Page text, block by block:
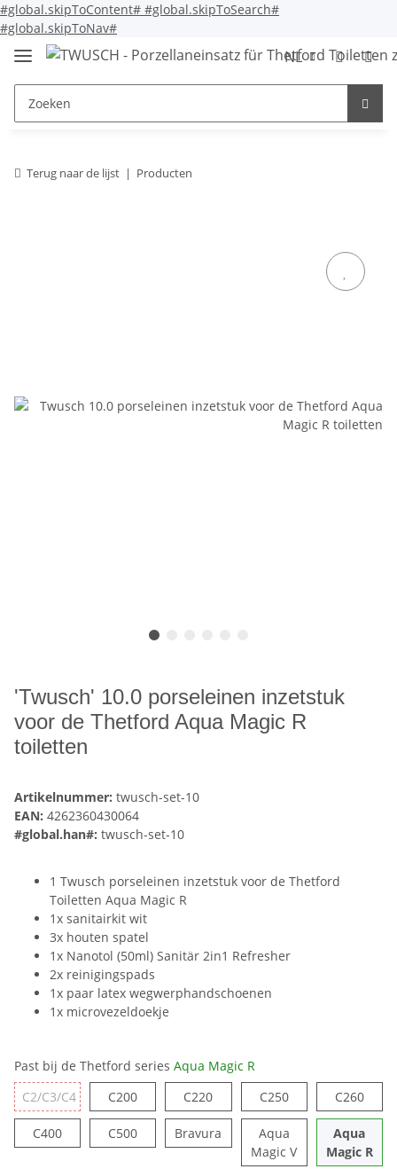
#global.skipToContent# #global.skipToSearch#
#global.skipToNav#
NL
Terug naar de lijst Producten
'Twusch' 10.0 porseleinen inzetstuk
voor de Thetford Aqua Magic R
toiletten
Artikelnummer: twusch-set-10
EAN: 4262360430064
#global.han#: twusch-set-10
1 Twusch porseleinen inzetstuk voor de Thetford
Toiletten Aqua Magic R
1x sanitairkit wit
3x houten spatel
1x Nanotol (50ml) Sanitär 2in1 Refresher
2x reinigingspads
1x paar latex wegwerphandschoenen
1x microvezeldoekje
Past bij de Thetford series Aqua Magic R
C2/C3/C4
C2/C3/C4
C200C200 C220C220 C250C250 C260C260
C400C400 C500C500 Bravura BravuraAqua
Magic VAqua Magic V
Aqua
Magic R